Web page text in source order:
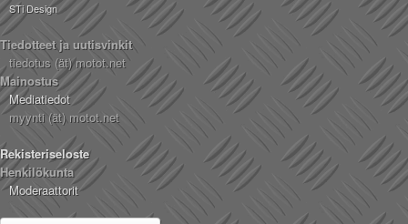
STi Design
Tiedotteet ja uutisvinkit
tiedotus (ät) motot.net
Mainostus
Mediatiedot
myynti (ät) motot.net
Rekisteriseloste
Henkilökunta
Moderaattorit